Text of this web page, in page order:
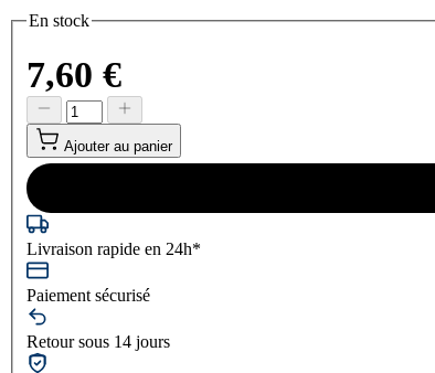
En stock
7,60 €
Ajouter au panier
Livraison rapide en 24h*
Paiement sécurisé
Retour sous 14 jours